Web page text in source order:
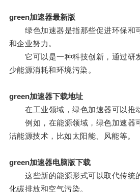
green加速器最新版
绿色加速器是指那些促进环保和
和企业努力。
它可以是一种科技创新，通过研
少能源消耗和环境污染。
green加速器下载地址
在工业领域，绿色加速器可以推动
例如，在能源领域，绿色加速器
洁能源技术，比如太阳能、风能等。
green加速器电脑版下载
这些新的能源形式可以取代传统
化碳排放和空气污染。